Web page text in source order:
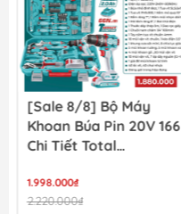
[Sale 8/8] Bộ Máy
Khoan Búa Pin 20V 166
Chi Tiết Total
THKTHP41667
1.998.000₫
2.220.000₫